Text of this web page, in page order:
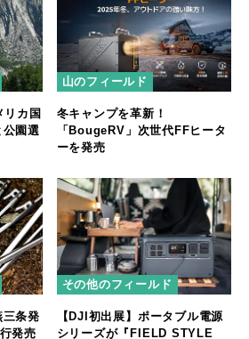
リカ国
園選
山のフィールド
冬キャンプを革新！
「BougeRV」次世代FFヒータ
ーを発売
条発
発売
その他のフィールド
【DJI初出展】ポータブル電源
シリーズが『FIELD STYLE